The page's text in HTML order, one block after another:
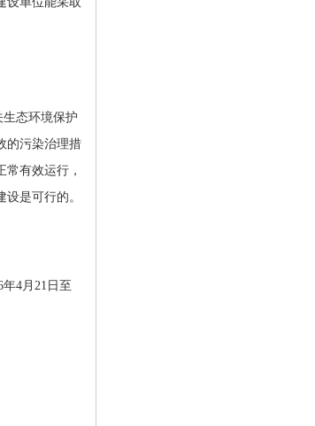
态环境保护
的污染治理措
有效运行，
是可行的。
年4月21 日至